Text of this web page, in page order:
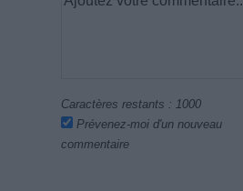
Caractères restants : 1000
Prévenez-moi d'un nouveau
commentaire